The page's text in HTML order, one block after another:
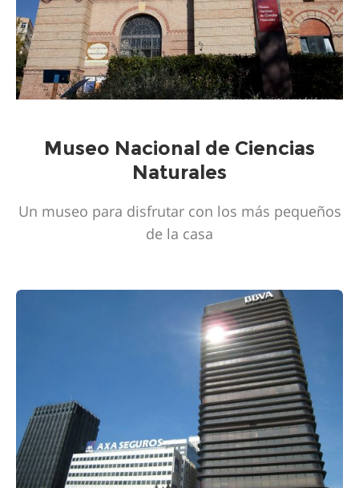
Museo Nacional de Ciencias
Naturales
Un museo para disfrutar con los más pequeños
de la casa